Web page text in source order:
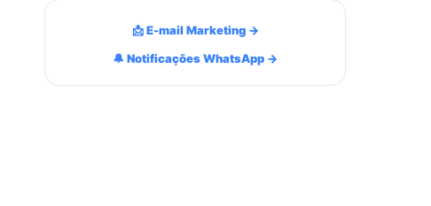
📩 E-mail Marketing →
🔔 Notificações WhatsApp →